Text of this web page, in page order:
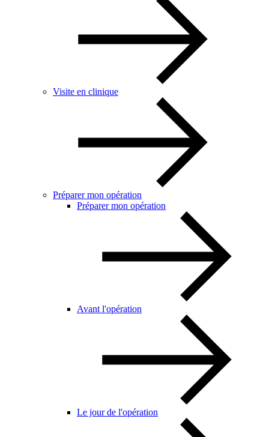
Visite en clinique
Préparer mon opération
Préparer mon opération
Avant l'opération
Le jour de l'opération